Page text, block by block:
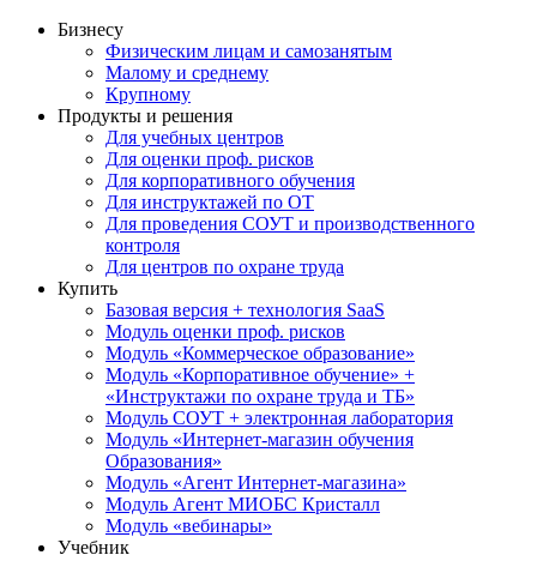
Бизнесу
Физическим лицам и самозанятым
Малому и среднему
Крупному
Продукты и решения
Для учебных центров
Для оценки проф. рисков
Для корпоративного обучения
Для инструктажей по ОТ
Для проведения СОУТ и производственного
контроля
Для центров по охране труда
Купить
Базовая версия + технология SaaS
Модуль оценки проф. рисков
Модуль «Коммерческое образование»
Модуль «Корпоративное обучение» +
«Инструктажи по охране труда и ТБ»
Модуль СОУТ + электронная лаборатория
Модуль «Интернет-магазин обучения
Образования»
Модуль «Агент Интернет-магазина»
Модуль Агент МИОБС Кристалл
Модуль «вебинары»
Учебник